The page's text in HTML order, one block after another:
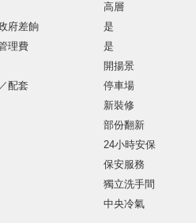
高層
府差餉
是
理費
是
開揚景
配套
停車場
新裝修
部份翻新
24小時安保
保安服務
獨立洗手間
中央冷氣